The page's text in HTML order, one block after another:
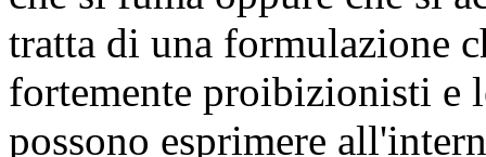
tratta di una formulazione
fortemente proibizionisti e
possono esprimere